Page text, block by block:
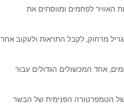
האוויר לפחמים ומווסתים את
מרחוק, לקבל התראות ולעקוב אחר
אחד המכשולים הגדולים עבור
הטמפרטורה הפנימית של הבשר